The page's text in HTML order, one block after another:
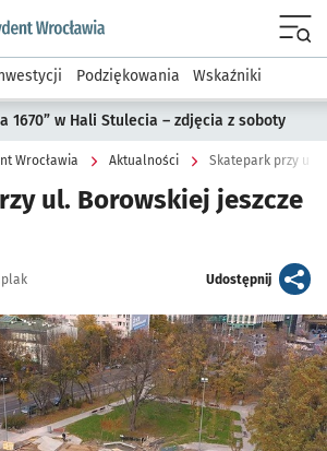
wroclaw.pl podserwis: Prezydent
Podziękowania Wskaźniki
1670” w Hali Stulecia – zdjęcia z soboty
Wrocławia Aktualności Skatepark przy ul.
ul. Borowskiej jeszcze
Udostępnijartykuł